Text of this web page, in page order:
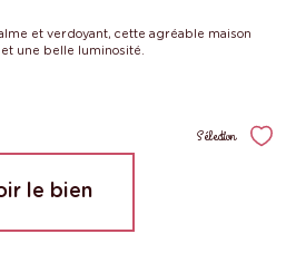
et verdoyant, cette agréable maison
une belle luminosité.
Sélection
le bien